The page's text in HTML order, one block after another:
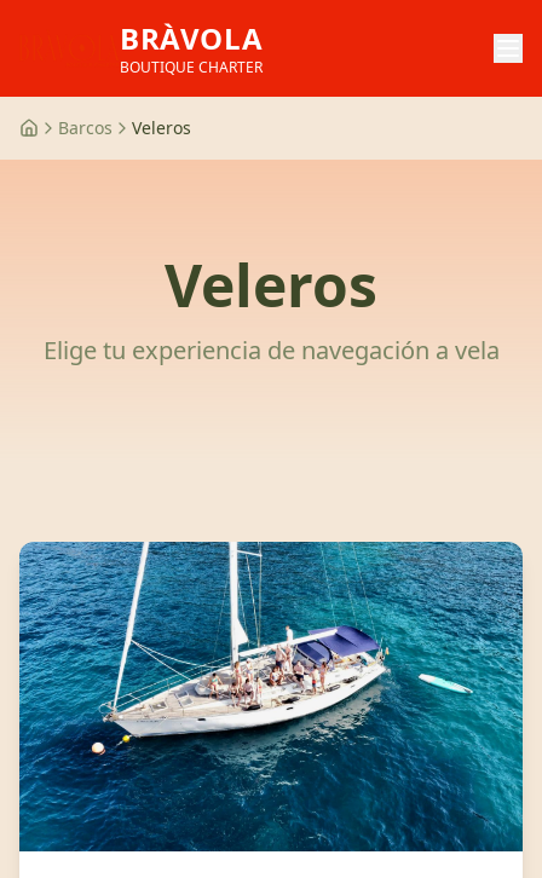
BRÀVOLA
BOUTIQUE CHARTER
Barcos Veleros
Veleros
Elige tu experiencia de navegación a vela